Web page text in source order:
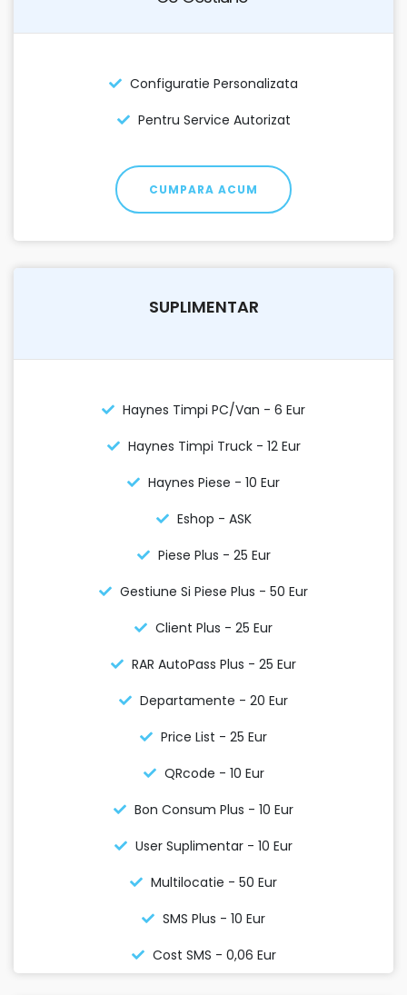
Configuratie Personalizata
Pentru Service Autorizat
CUMPARA ACUM
SUPLIMENTAR
Haynes Timpi PC/Van - 6 Eur
Haynes Timpi Truck - 12 Eur
Haynes Piese - 10 Eur
Eshop - ASK
Piese Plus - 25 Eur
Gestiune Si Piese Plus - 50 Eur
Client Plus - 25 Eur
RAR AutoPass Plus - 25 Eur
Departamente - 20 Eur
Price List - 25 Eur
QRcode - 10 Eur
Bon Consum Plus - 10 Eur
User Suplimentar - 10 Eur
Multilocatie - 50 Eur
SMS Plus - 10 Eur
Cost SMS - 0,06 Eur